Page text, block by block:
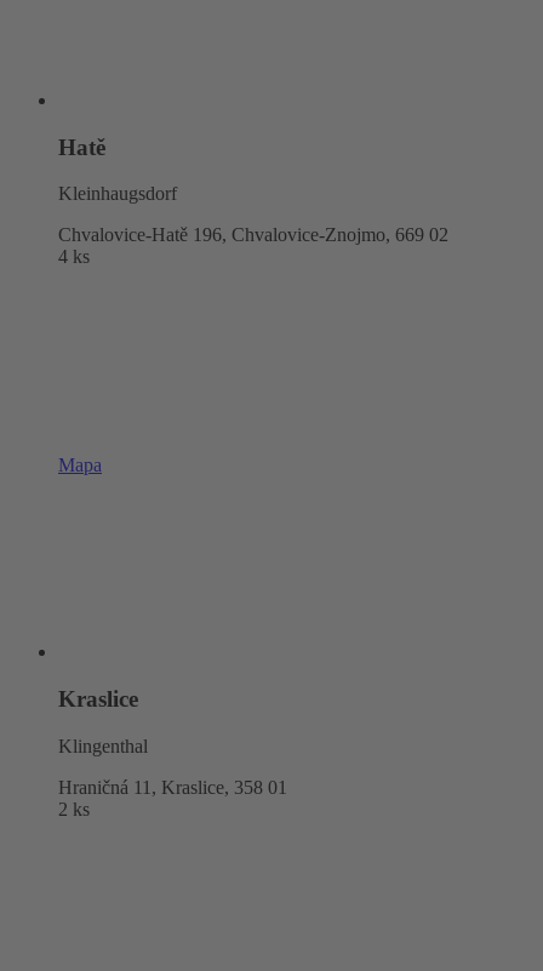
Hatě
Kleinhaugsdorf
Chvalovice-Hatě 196, Chvalovice-Znojmo, 669 02
4 ks
Mapa
Kraslice
Klingenthal
Hraničná 11, Kraslice, 358 01
2 ks